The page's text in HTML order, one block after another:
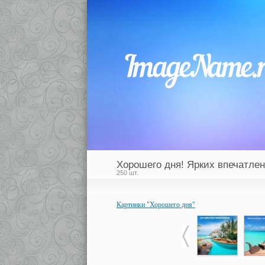
Хорошего дня! Ярких
250 шт.
Картинки "Хорошего дня"